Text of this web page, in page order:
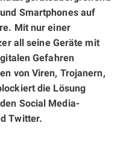
Smartphones auf
Mit nur einer
all seine Geräte mit
Gefahren
von Viren, Trojanern,
die Lösung
Social Media-
Twitter.